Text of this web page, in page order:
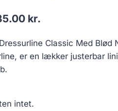
kr.
pris
Classic Med Blød
er en lækker justerbar
intet.